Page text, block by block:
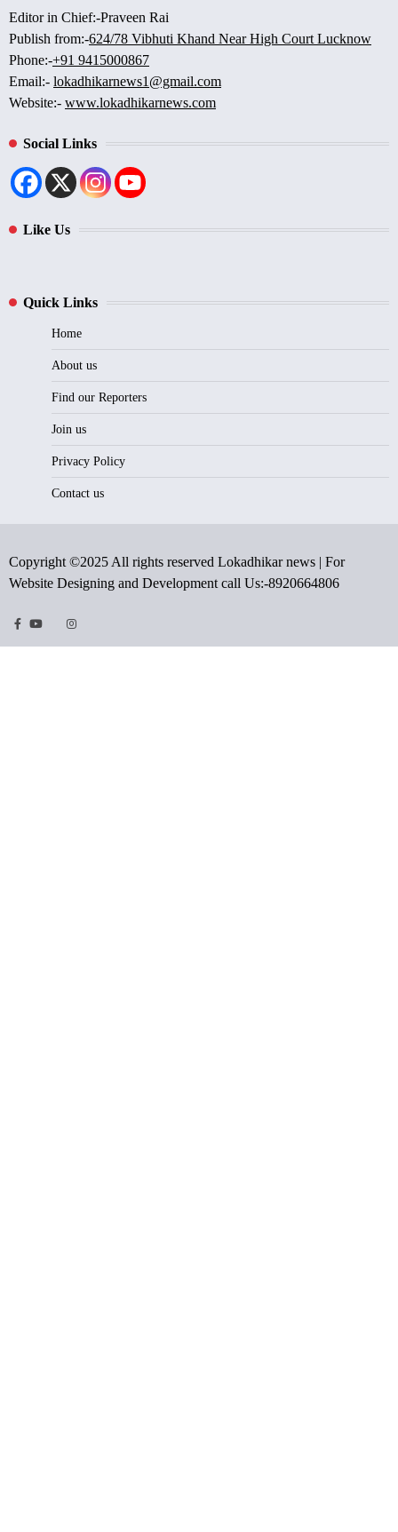
Editor in Chief:-Praveen Rai
Publish from:-624/78 Vibhuti Khand Near High Court Lucknow
Phone:-+91 9415000867
Email:- lokadhikarnews1@gmail.com
Website:- www.lokadhikarnews.com
Social Links
Like Us
Quick Links
Home
About us
Find our Reporters
Join us
Privacy Policy
Contact us
Copyright ©2025 All rights reserved Lokadhikar news | For
Website Designing and Development call Us:-8920664806
Facebook
Youtube
TwitterInstragram